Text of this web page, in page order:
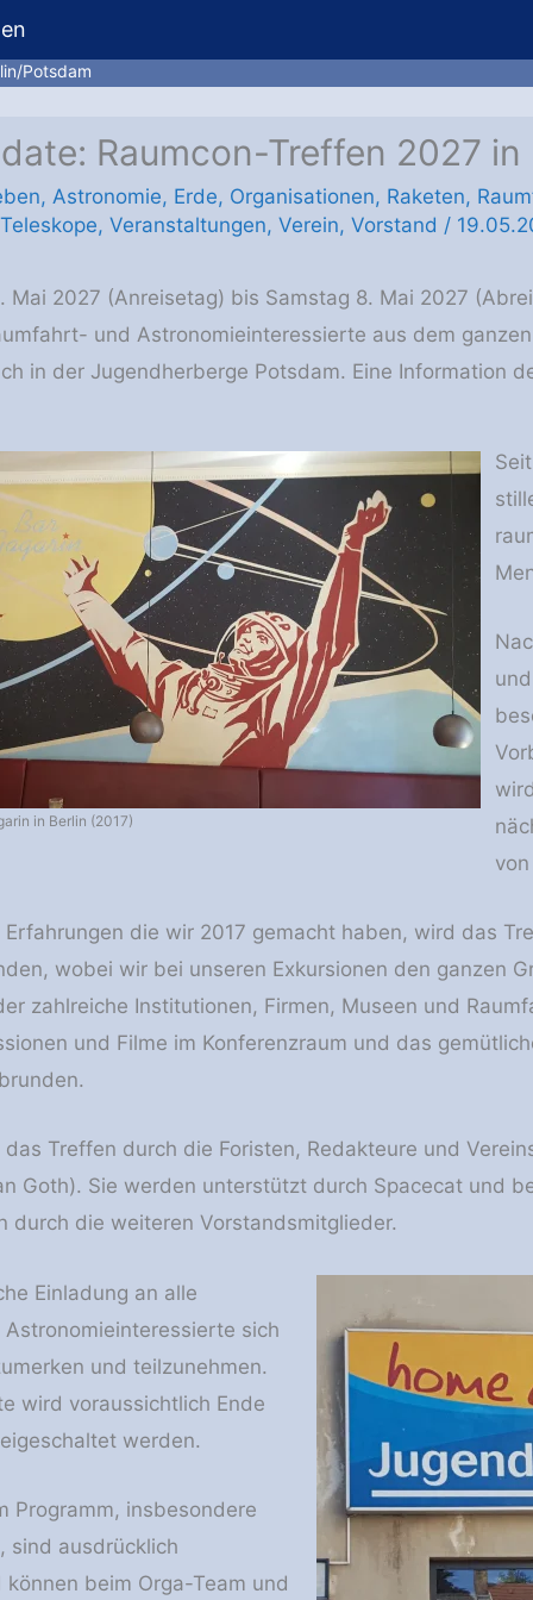
Potsdam
Raumcon-Treffen 2027
, Astronomie, Erde, Organisationen, Raketen,
Teleskope, Veranstaltungen, Verein, Vorstand /
Mai 2027 (Anreisetag) bis Samstag 8. Mai 2027
und Astronomieinteressierte aus dem
in der Jugendherberge Potsdam. Eine Information
in Berlin (2017)
die wir 2017 gemacht haben, wird das
wobei wir bei unseren Exkursionen den ganzen
zahlreiche Institutionen, Firmen, Museen und
und Filme im Konferenzraum und das
Treffen durch die Foristen, Redakteure und
Goth). Sie werden unterstützt durch Spacecat und
durch die weiteren Vorstandsmitglieder.
Einladung an alle
sich
und teilzunehmen.
wird voraussichtlich Ende
werden.
Programm, insbesondere
sind ausdrücklich
beim Orga-Team und